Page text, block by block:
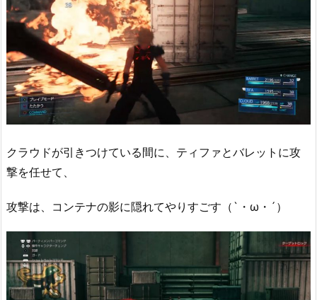
クラウドが引きつけている間に、ティファとバレットに攻
撃を任せて、
攻撃は、コンテナの影に隠れてやりすごす（`・ω・´）